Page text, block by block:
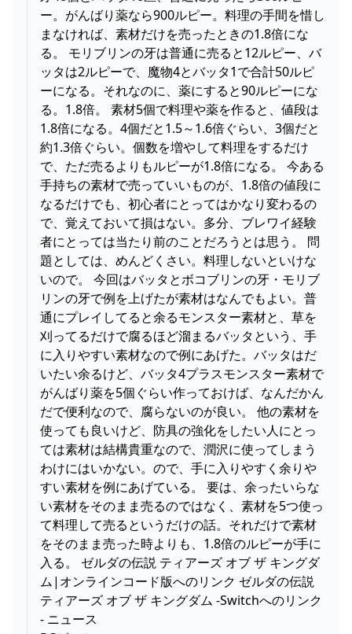
ー。がんばり薬なら900ルピー。料理の手間を惜し
まなければ、素材だけを売ったときの1.8倍にな
る。 モリブリンの牙は普通に売ると12ルピー、バ
ッタは2ルピーで、魔物4とバッタ1で合計50ルピ
ーになる。それなのに、薬にすると90ルピーにな
る。1.8倍。 素材5個で料理や薬を作ると、値段は
1.8倍になる。4個だと1.5～1.6倍ぐらい、3個だと
約1.3倍ぐらい。個数を増やして料理をするだけ
で、ただ売るよりもルピーが1.8倍になる。 今ある
手持ちの素材で売っていいものが、1.8倍の値段に
なるだけでも、初心者にとってはかなり変わるの
で、覚えておいて損はない。多分、ブレワイ経験
者にとっては当たり前のことだろうとは思う。 問
題としては、めんどくさい。料理しないといけな
いので。 今回はバッタとボコブリンの牙・モリブ
リンの牙で例を上げたが素材はなんでもよい。普
通にプレイしてると余るモンスター素材と、草を
刈ってるだけで腐るほど溜まるバッタという、手
に入りやすい素材なので例にあげた。バッタはだ
いたい余るけど、バッタ4プラスモンスター素材で
がんばり薬を5個ぐらい作っておけば、なんだかん
だで便利なので、腐らないのが良い。 他の素材を
使っても良いけど、防具の強化をしたい人にとっ
ては素材は結構貴重なので、潤沢に使ってしまう
わけにはいかない。ので、手に入りやすく余りや
すい素材を例にあげている。 要は、余ったいらな
い素材をそのまま売るのではなく、素材を5つ使っ
て料理して売るというだけの話。それだけで素材
をそのまま売った時よりも、1.8倍のルピーが手に
入る。 ゼルダの伝説 ティアーズ オブ ザ キングダ
ム|オンラインコード版へのリンク ゼルダの伝説
ティアーズ オブ ザ キングダム -Switchへのリンク
- ニュース